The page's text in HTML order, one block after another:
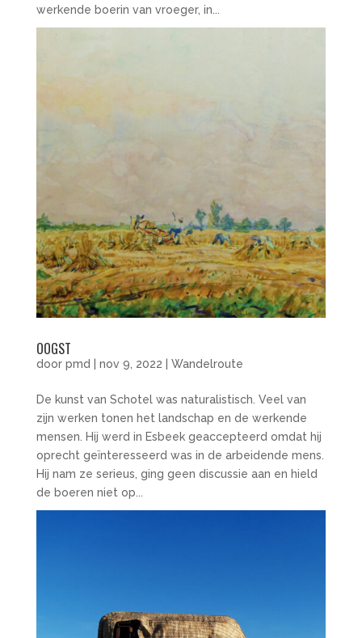
werkende boerin van vroeger, in...
OOGST
door pmd nov 9, 2022 Wandelroute
De kunst van Schotel was naturalistisch. Veel van
zijn werken tonen het landschap en de werkende
mensen. Hij werd in Esbeek geaccepteerd omdat hij
oprecht geïnteresseerd was in de arbeidende mens.
Hij nam ze serieus, ging geen discussie aan en hield
de boeren niet op...